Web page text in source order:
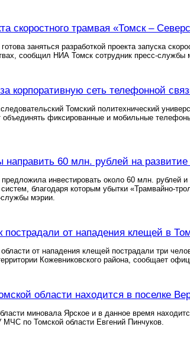
скоростного трамвая «Томск –
заняться разработкой проекта запуска
сообщил НИА Томск сотрудник пресс-службы
корпоративную сеть телефонной
Томский политехнический
объединять фиксированные и мобильные
60 млн. рублей на развитие
инвестировать около 60 млн. рублей и
благодаря которым убытки «Трамвайно-
мэрии.
от нападения клещей в
от нападения клещей пострадали три
Кожевниковского района, сообщает
области находится в поселке
миновала Ярское и в данное время
по Томской области Евгений Пинчуков.